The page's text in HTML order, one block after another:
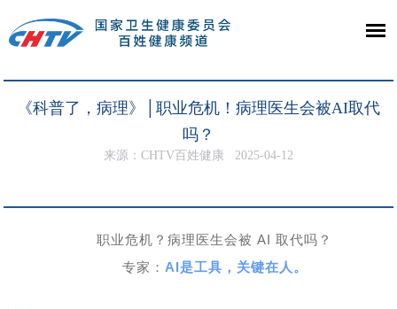
《科普了，病理》│职业危机！病理医生会被AI取代
吗？
来源：CHTV百姓健康 2025-04-12
职业危机？病理医生会被 AI 取代吗？
专家： AI是工具，关键在人。